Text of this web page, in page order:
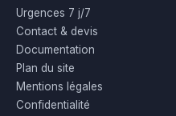
Urgences 7 j/7
Contact & devis
Documentation
Plan du site
Mentions légales
Confidentialité